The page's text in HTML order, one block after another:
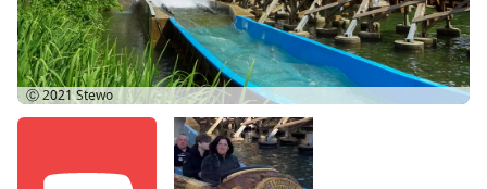
Ⓒ 2021Stewo